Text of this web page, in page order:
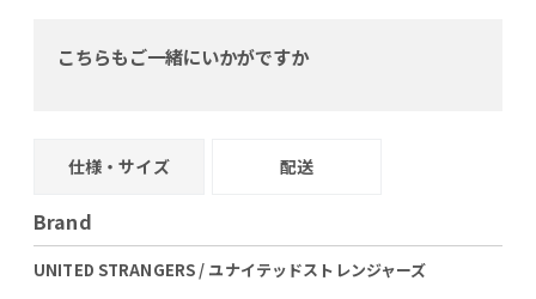
こちらもご一緒にいかがですか
仕様・サイズ 配送
Brand
UNITED STRANGERS / ユナイテッドストレンジャーズ